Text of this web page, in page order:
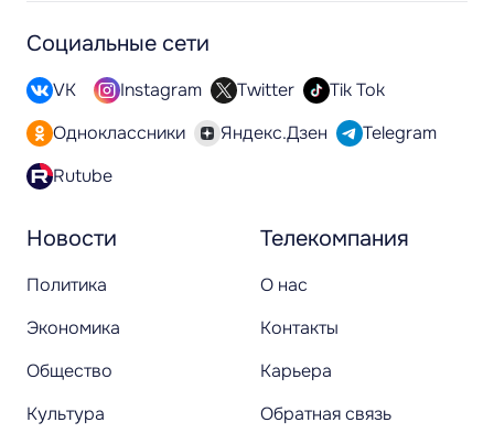
Новости
Политика
Экономика
Общество
Культура
Телекомпания
О нас
Контакты
Карьера
Обратная связь
Социальные сети
VK Instagram Twitter
Tik Tok
Одноклассники
Яндекс.Дзен
Telegram
Rutube